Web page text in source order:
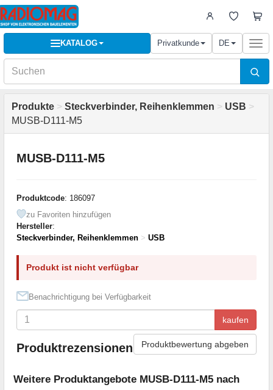
KATALOG Privatkunde DE
Produkte > Steckverbinder, Reihenklemmen > USB >
MUSB-D111-M5
MUSB-D111-M5
Produktcode: 186097
zu Favoriten hinzufügen
Hersteller:
Steckverbinder, Reihenklemmen > USB
Produkt ist nicht verfügbar
Benachrichtigung bei Verfügbarkeit
kaufen
Produktrezensionen Produktbewertung abgeben
Weitere Produktangebote MUSB-D111-M5 nach